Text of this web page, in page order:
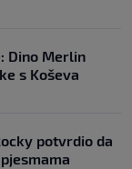
Dino Merlin
s Koševa
potvrdio da